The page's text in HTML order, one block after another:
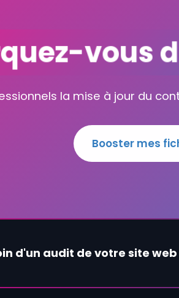
vous
la mise à jour du
Booster mes
d'un audit de votre site web